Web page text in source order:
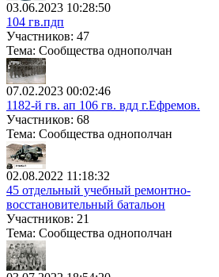
03.06.2023 10:28:50
104 гв.пдп
Участников: 47
Тема: Сообщества однополчан
07.02.2023 00:02:46
1182-й гв. ап 106 гв. вдд г.Ефремов.
Участников: 68
Тема: Сообщества однополчан
02.08.2022 11:18:32
45 отдельный учебный ремонтно-
восстановительный батальон
Участников: 21
Тема: Сообщества однополчан